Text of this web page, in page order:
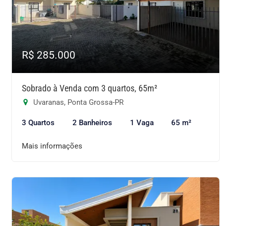
R$ 285.000
Sobrado à Venda com 3 quartos, 65m²
Uvaranas, Ponta Grossa-PR
3 Quartos 2 Banheiros 1 Vaga 65 m²
Mais informações